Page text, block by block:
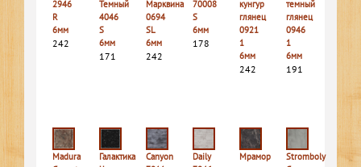
2946
R
6мм
242
Темный
4046
S
6мм
171
Марквина
0694
SL
6мм
242
70008
S
6мм
178
кунгур
глянец
0921
1
6мм
242
темный
глянец
0946
1
6мм
191
Madura
Галактика
Canyon
Daily
Мрамор
Stromboly